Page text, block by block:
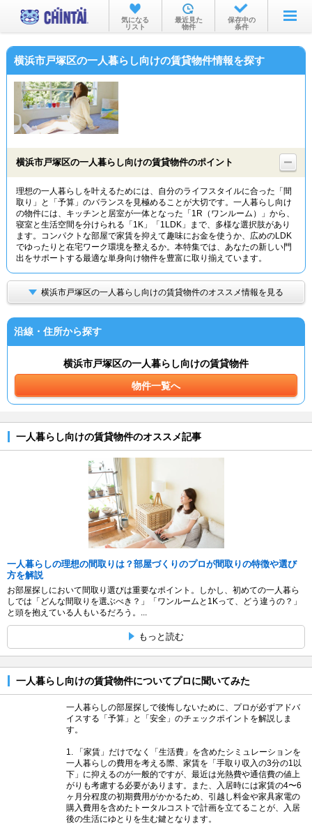
お部屋を探す
沿線・駅から
物件特集から
TOP
気になる
リスト
最近見た
物件
保存中の
条件
横浜市戸塚区の一人暮らし向けの賃貸物件情報を探す
横浜市戸塚区の一人暮らし向けの賃貸物件のポイント
理想の一人暮らしを叶えるためには、自分のライフスタイルに合った「間
取り」と「予算」のバランスを見極めることが大切です。一人暮らし向け
の物件には、キッチンと居室が一体となった「1R（ワンルーム）」から、
寝室と生活空間を分けられる「1K」「1LDK」まで、多様な選択肢があり
ます。コンパクトな部屋で家賃を抑えて趣味にお金を使うか、広めのLDK
でゆったりと在宅ワーク環境を整えるか。本特集では、あなたの新しい門
出をサポートする最適な単身向け物件を豊富に取り揃えています。
横浜市戸塚区の一人暮らし向けの賃貸物件のオススメ情報を見る
沿線・住所から探す
横浜市戸塚区の一人暮らし向けの賃貸物件
物件一覧へ
一人暮らし向けの賃貸物件のオススメ記事
一人暮らしの理想の間取りは？部屋づくりのプロが間取りの特徴や選び
方を解説
お部屋探しにおいて間取り選びは重要なポイント。しかし、初めての一人暮ら
しでは「どんな間取りを選ぶべき？」「ワンルームと1Kって、どう違うの？」
と頭を抱えている人もいるだろう。...
もっと読む
一人暮らし向けの賃貸物件についてプロに聞いてみた
一人暮らしの部屋探しで後悔しないために、プロが必ずアドバ
イスする「予算」と「安全」のチェックポイントを解説しま
す。
1. 「家賃」だけでなく「生活費」を含めたシミュレーションを
一人暮らしの費用を考える際、家賃を「手取り収入の3分の1以
下」に抑えるのが一般的ですが、最近は光熱費や通信費の値上
がりも考慮する必要があります。また、入居時には家賃の4〜6
ヶ月分程度の初期費用がかかるため、引越し料金や家具家電の
購入費用を含めたトータルコストで計画を立てることが、入居
後の生活にゆとりを生む鍵となります。